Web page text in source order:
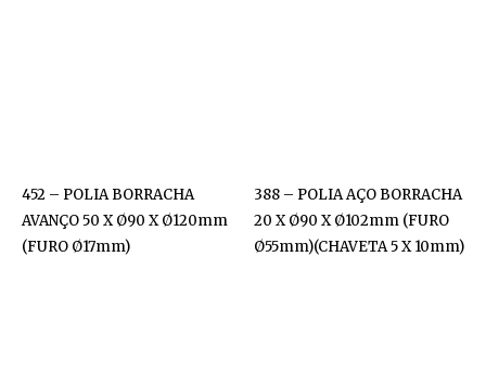
452 – POLIA BORRACHA
AVANÇO 50 X Ø90 X Ø120mm
(FURO Ø17mm)
388 – POLIA AÇO BORRACHA
20 X Ø90 X Ø102mm (FURO
Ø55mm)(CHAVETA 5 X 10mm)